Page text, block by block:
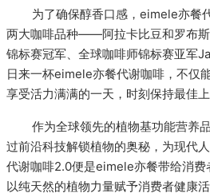
为了确保醇香口感，eimele亦餐
两大咖啡品种——阿拉卡比豆和罗布
锦标赛冠军、全球咖啡师锦标赛亚军
日来一杯eimele亦餐代谢咖啡，不仅
享受活力满满的一天，时刻保持最佳上
作为全球领先的植物基功能营养
过前沿科技解锁植物的奥秘，为现代
代谢咖啡2.0便是eimele亦餐带给消费
以纯天然的植物力量赋予消费者健康活